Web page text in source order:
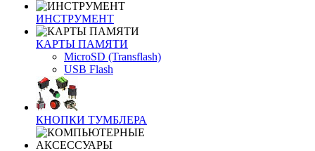
ИНСТРУМЕНТ
КАРТЫ ПАМЯТИ
MicroSD (Transflash)
USB Flash
КНОПКИ ТУМБЛЕРА